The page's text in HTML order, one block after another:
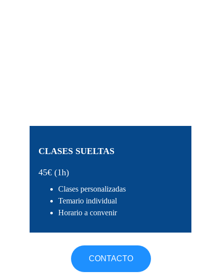
CLASES SUELTAS
45€ (1h)
Clases personalizadas
Temario individual
Horario a convenir
CONTACTO